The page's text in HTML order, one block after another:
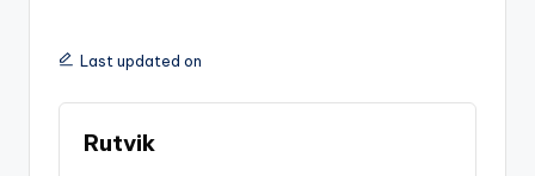
Last updated on
Rutvik